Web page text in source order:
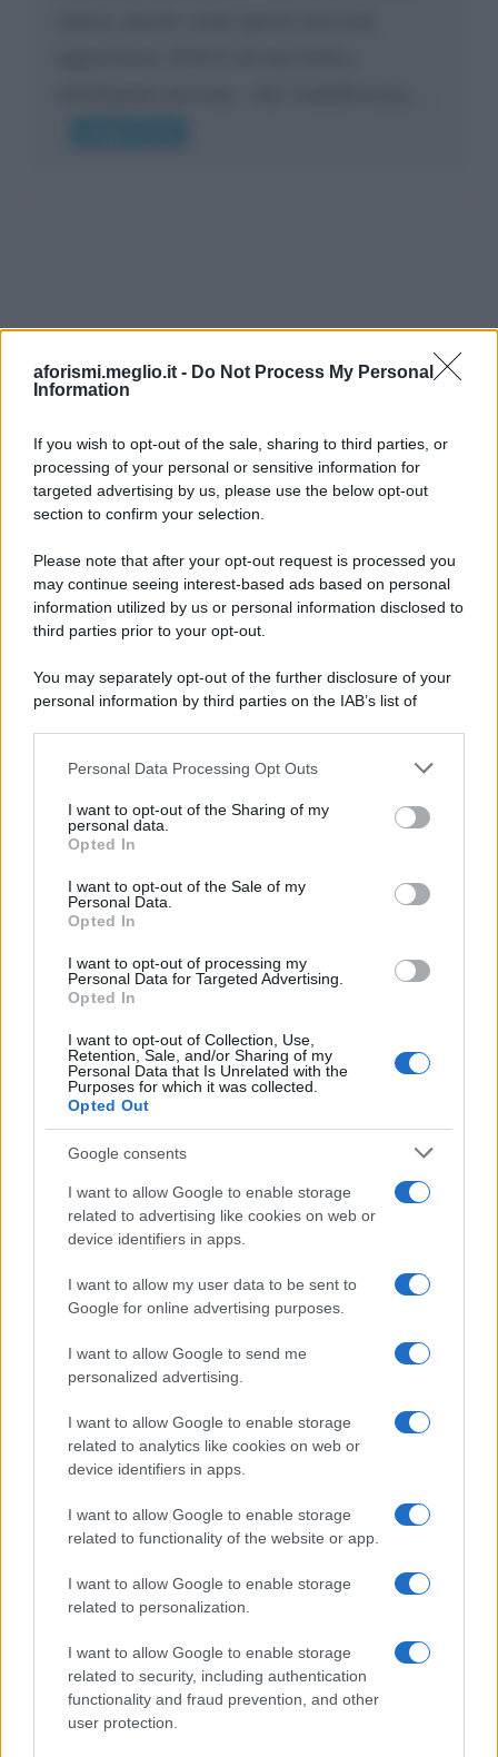
aforismi.meglio.it - Do Not Process My Personal
Information
If you wish to opt-out of the sale, sharing to third parties, or
processing of your personal or sensitive information for
targeted advertising by us, please use the below opt-out
section to confirm your selection.
Please note that after your opt-out request is processed you
may continue seeing interest-based ads based on personal
information utilized by us or personal information disclosed to
third parties prior to your opt-out.
You may separately opt-out of the further disclosure of your
personal information by third parties on the IAB’s list of
This information may also be disclosed by us to third parties
disclose it to other third parties.
Please note that this website/app uses one or more Google
services and may gather and store information including but
not limited to your visit or usage behaviour. You may click to
grant or deny consent to Google and its third-party tags to
consent section.
Personal Data Processing Opt Outs
I want to opt-out of the Sharing of my
personal data.
Opted In
I want to opt-out of the Sale of my
Personal Data.
Opted In
I want to opt-out of processing my
Personal Data for Targeted Advertising.
Opted In
I want to opt-out of Collection, Use,
Retention, Sale, and/or Sharing of my
Personal Data that Is Unrelated with the
Purposes for which it was collected.
Opted Out
Google consents
I want to allow Google to enable storage
related to advertising like cookies on web or
device identifiers in apps.
I want to allow my user data to be sent to
Google for online advertising purposes.
I want to allow Google to send me
personalized advertising.
I want to allow Google to enable storage
related to analytics like cookies on web or
device identifiers in apps.
I want to allow Google to enable storage
related to functionality of the website or app.
I want to allow Google to enable storage
related to personalization.
I want to allow Google to enable storage
related to security, including authentication
functionality and fraud prevention, and other
user protection.
Ricevi LE FRASI PIÙ BELLE via e-mail
E-mail
FRASI
Frasi celebri
Frasi da condividere
Poesie
Frasi dei film
Frasi film più lette
Incipit dei film
Film più cercati
Frasi sul cinema
SERVIZI
Mappa del sito
Cookie Policy
Frasi suddivise per tema
Indice degli autori
Aforismi .meglio.it è l'archivio web dedicato a frasi,
aforismi e citazioni più grande del web (137.912 frasi in
database) • ©2005-2025 • La riproduzione dei testi è
consentita citando la fonte secondo la Licenza